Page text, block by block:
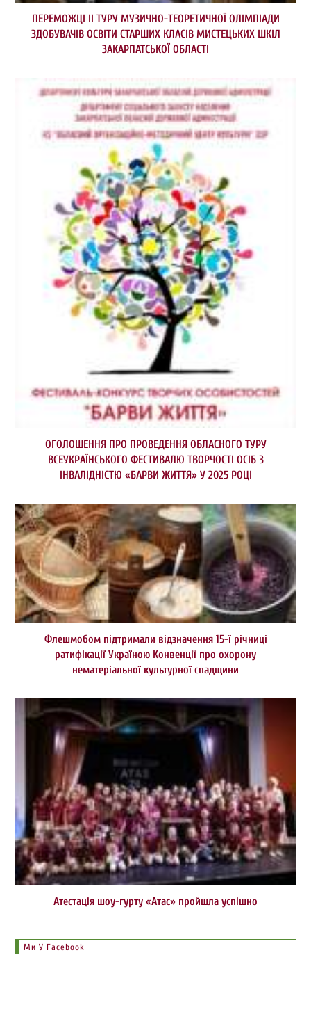
ПЕРЕМОЖЦІ ІІ ТУРУ МУЗИЧНО-ТЕОРЕТИЧНОЇ ОЛІМПІАДИ
ЗДОБУВАЧІВ ОСВІТИ СТАРШИХ КЛАСІВ МИСТЕЦЬКИХ ШКІЛ
ЗАКАРПАТСЬКОЇ ОБЛАСТІ
ОГОЛОШЕННЯ ПРО ПРОВЕДЕННЯ ОБЛАСНОГО ТУРУ
ВСЕУКРАЇНСЬКОГО ФЕСТИВАЛЮ ТВОРЧОСТІ ОСІБ З
ІНВАЛІДНІСТЮ «БАРВИ ЖИТТЯ» У 2025 РОЦІ
Флешмобом підтримали відзначення 15-ї річниці
ратифікації Україною Конвенції про охорону
нематеріальної культурної спадщини
Атестація шоу-гурту «Атас» пройшла успішно
Ми У Facebook